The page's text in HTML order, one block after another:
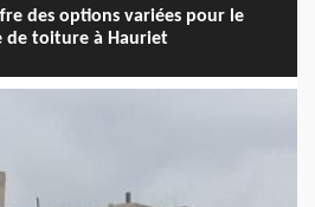
des options variées pour le
toiture à Hauriet